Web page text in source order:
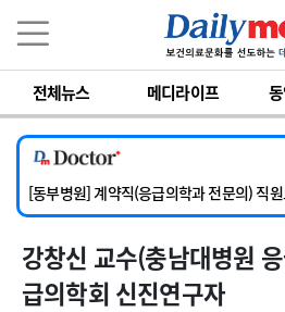
전체뉴스 메디라이프
[서울아산병원] 2026년 하반기 인턴 모집
[영남대학교의료원] 마취통증의학과 임기
[충남대학교병원] 소아청소년과(소아응급
[동부병원] 계약직(응급의학과 전문의) 직
[이대목동병원] 하반기 전공의(레지던트1
[서울아산병원] 2026년 하반기 인턴 모집
[영남대학교의료원] 마취통증의학과 임기제
강창신 교수(충남대병원
급의학회 신진연구자